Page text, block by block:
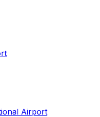
Airport